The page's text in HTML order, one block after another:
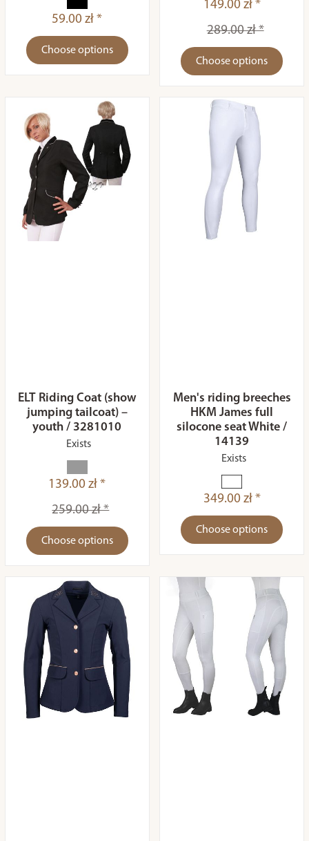
59.00 zł *
Choose options
149.00 zł *
289.00 zł *
Choose options
ELT Riding Coat (show
jumping tailcoat) –
youth / 3281010
Exists
139.00 zł *
259.00 zł *
Choose options
Men's riding breeches
HKM James full
silocone seat White /
14139
Exists
349.00 zł *
Choose options